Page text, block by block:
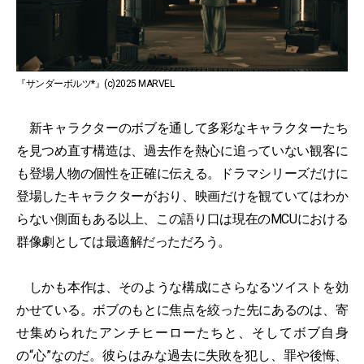
『サンダーボルツ*』(c)2025 MARVEL
新キャラクターのボブを通して多彩なキャラクターたち
を見つめ直す構造は、過去作を熱心に追っていない観客に
も登場人物の個性を正確に伝える。ドラマシリーズだけに
登場したキャラクターがおり、映画だけを観ていてはわか
らない側面もある以上、この語り口は現在のMCUにおける
群像劇としては最適解だっただろう。
しかも本作は、そのような構成にさらなるツイストを効
かせている。ボブのもとに焦点を絞った先にあるのは、寄
せ集められたアンチヒーローたちと、そしてボブ自身
の“心”なのだ。彼らはみな過去に失敗を犯し、罪や後悔、